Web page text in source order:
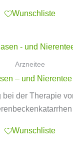
Wunschliste
Arzneitee
– und Nierentee
bei der Therapie
Wunschliste